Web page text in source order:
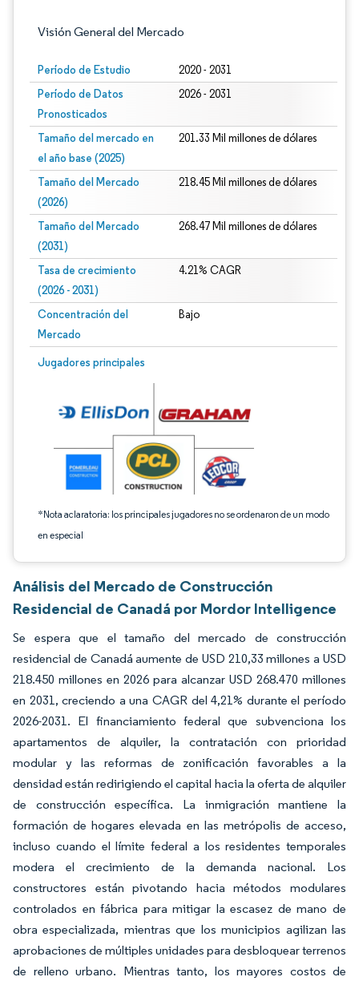
Visión General del Mercado
Período de Estudio 2020 - 2031
Período de Datos
Pronosticados
2026 - 2031
Tamaño del mercado en
el año base (2025)
201.33 Mil millones de dólares
Tamaño del Mercado
(2026)
218.45 Mil millones de dólares
Tamaño del Mercado
(2031)
268.47 Mil millones de dólares
Tasa de crecimiento
(2026 - 2031)
4.21% CAGR
Concentración del
Mercado
Bajo
Jugadores principales
*Nota aclaratoria: los principales jugadores no se ordenaron de un modo
en especial
Imagen © Mordor Intelligence. El uso requiere atribución según CC BY 4.0.
Análisis del Mercado de Construcción
Residencial de Canadá por Mordor Intelligence
Se espera que el tamaño del mercado de construcción
residencial de Canadá aumente de USD 210,33 millones a USD
218.450 millones en 2026 para alcanzar USD 268.470 millones
en 2031, creciendo a una CAGR del 4,21% durante el período
2026-2031. El financiamiento federal que subvenciona los
apartamentos de alquiler, la contratación con prioridad
modular y las reformas de zonificación favorables a la
densidad están redirigiendo el capital hacia la oferta de alquiler
de construcción específica. La inmigración mantiene la
formación de hogares elevada en las metrópolis de acceso,
incluso cuando el límite federal a los residentes temporales
modera el crecimiento de la demanda nacional. Los
constructores están pivotando hacia métodos modulares
controlados en fábrica para mitigar la escasez de mano de
obra especializada, mientras que los municipios agilizan las
aprobaciones de múltiples unidades para desbloquear terrenos
de relleno urbano. Mientras tanto, los mayores costos de